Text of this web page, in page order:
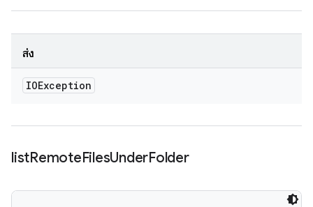
ส่ง
IOException
listRemoteFilesUnderFolder